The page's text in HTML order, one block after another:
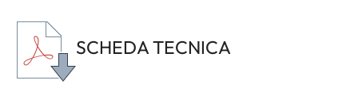
SCHEDA TECNICA